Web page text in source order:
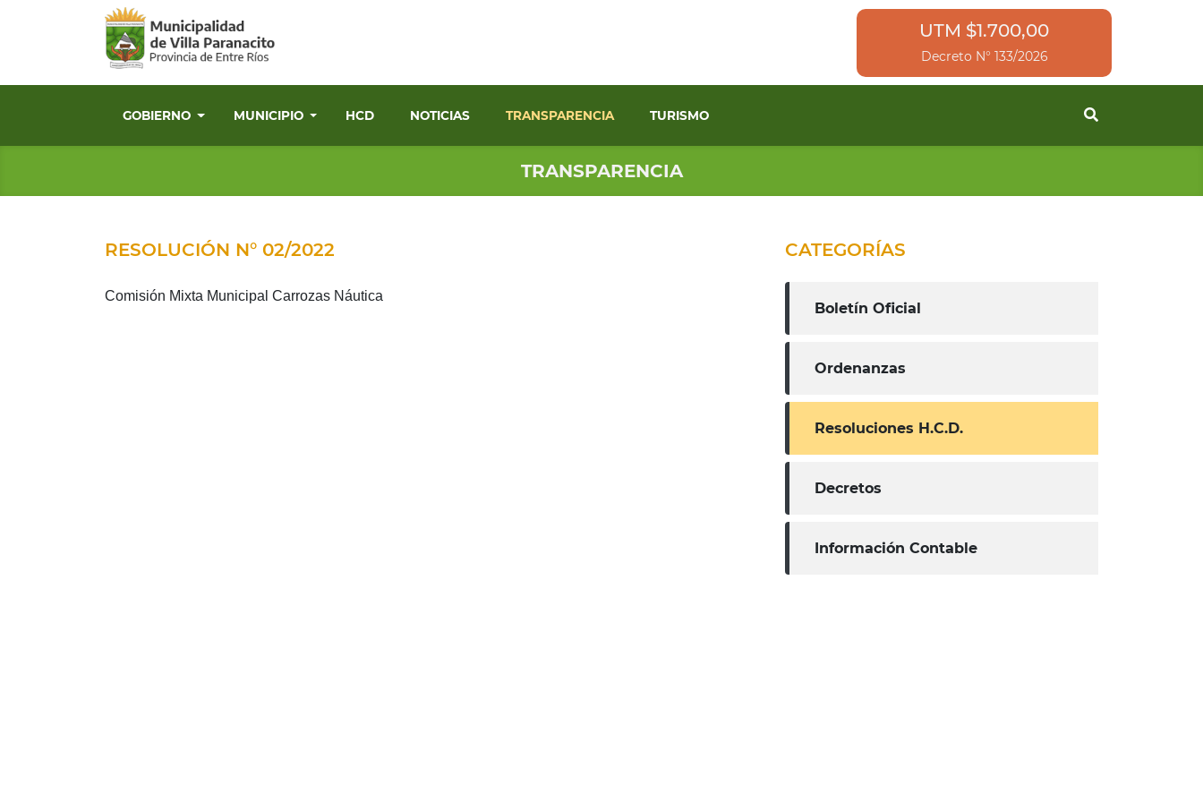
UTM $1.700,00
Decreto N° 133/2026
GOBIERNO MUNICIPIO HCD NOTICIAS TRANSPARENCIA TURISMO
TRANSPARENCIA
RESOLUCIÓN N° 02/2022
Comisión Mixta Municipal Carrozas Náutica
CATEGORÍAS
Boletín Oficial
Ordenanzas
Resoluciones H.C.D.
Decretos
Información Contable